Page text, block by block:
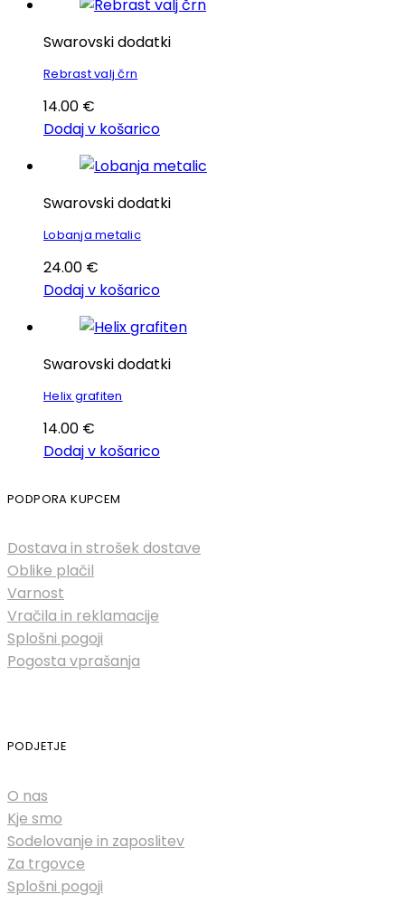
Swarovski dodatki
Rebrast valj črn
14.00 €
Dodaj v košarico
Swarovski dodatki
Lobanja metalic
24.00 €
Dodaj v košarico
Swarovski dodatki
Helix grafiten
14.00 €
Dodaj v košarico
PODPORA KUPCEM
Dostava in strošek dostave
Oblike plačil
Varnost
Vračila in reklamacije
Splošni pogoji
Pogosta vprašanja
PODJETJE
O nas
Kje smo
Sodelovanje in zaposlitev
Za trgovce
Splošni pogoji